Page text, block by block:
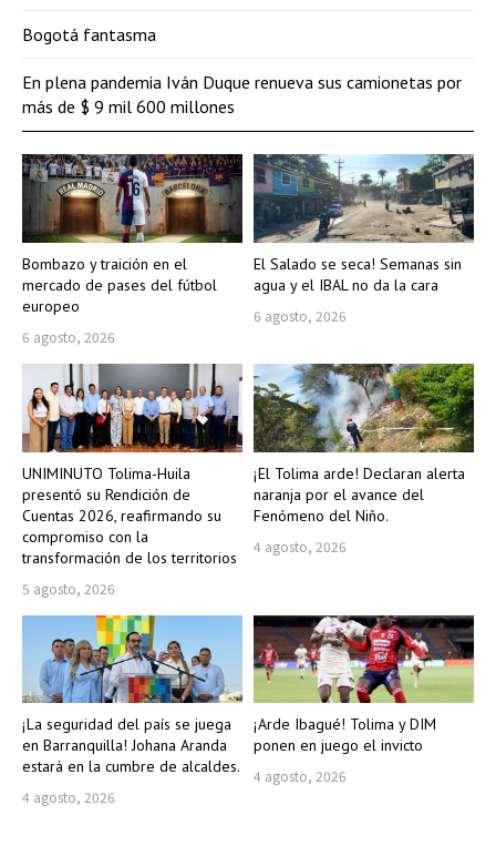
Bombazo y traición en el
mercado de pases del fútbol
europeo
6 agosto, 2026
El Salado se seca! Semanas sin
agua y el IBAL no da la cara
6 agosto, 2026
UNIMINUTO Tolima-Huila
presentó su Rendición de
Cuentas 2026, reafirmando su
compromiso con la
transformación de los territorios
5 agosto, 2026
¡El Tolima arde! Declaran alerta
naranja por el avance del
Fenómeno del Niño.
4 agosto, 2026
¡La seguridad del país se juega
en Barranquilla! Johana Aranda
estará en la cumbre de alcaldes.
4 agosto, 2026
¡Arde Ibagué! Tolima y DIM
ponen en juego el invicto
4 agosto, 2026
Bogotá fantasma
En plena pandemia Iván Duque renueva sus camionetas por
más de $ 9 mil 600 millones